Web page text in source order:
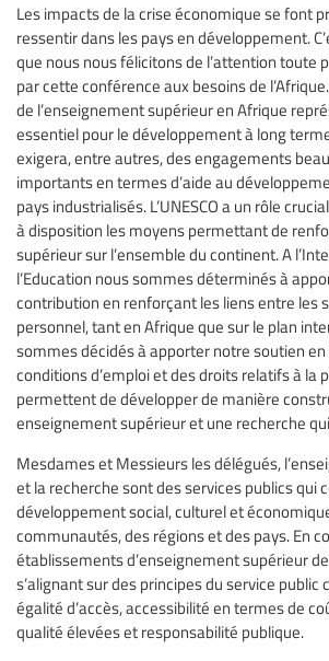
Les impacts de la crise économique se font
ressentir dans les pays en développement.
que nous nous félicitons de l’attention toute
par cette conférence aux besoins de
de l’enseignement supérieur en Afrique
essentiel pour le développement à long
exigera, entre autres, des engagements
importants en termes d’aide au
pays industrialisés. L’UNESCO a un rôle
à disposition les moyens permettant de
supérieur sur l’ensemble du continent. A
l’Education nous sommes déterminés à
contribution en renforçant les liens entre les
personnel, tant en Afrique que sur le plan
sommes décidés à apporter notre soutien
conditions d’emploi et des droits relatifs à la
permettent de développer de manière
enseignement supérieur et une recherche
Mesdames et Messieurs les délégués,
et la recherche sont des services publics qui
développement social, culturel et
communautés, des régions et des pays. En
établissements d’enseignement supérieur
s’alignant sur des principes du service public
égalité d’accès, accessibilité en termes de
qualité élevées et responsabilité publique.